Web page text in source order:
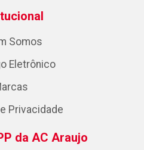
Somos
Eletrônico
Privacidade
da AC Araujo